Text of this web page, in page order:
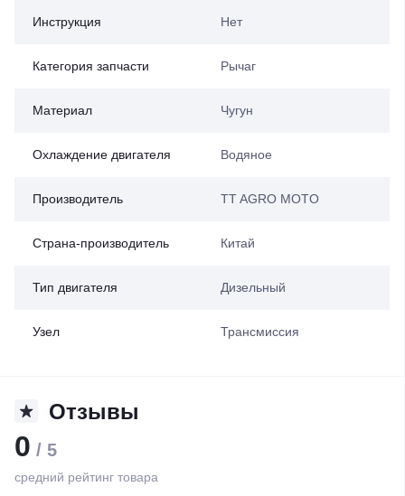
Инструкция Нет
Категория запчасти Рычаг
Материал Чугун
Охлаждение двигателя Водяное
Производитель TT AGRO MOTO
Страна-производитель Китай
Тип двигателя Дизельный
Узел Трансмиссия
Отзывы
0 / 5
средний рейтинг товара